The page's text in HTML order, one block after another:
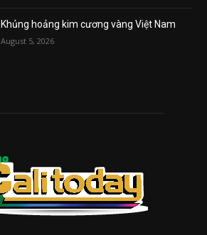
Khủng hoảng kim cương vàng Việt Nam
August 5, 2026